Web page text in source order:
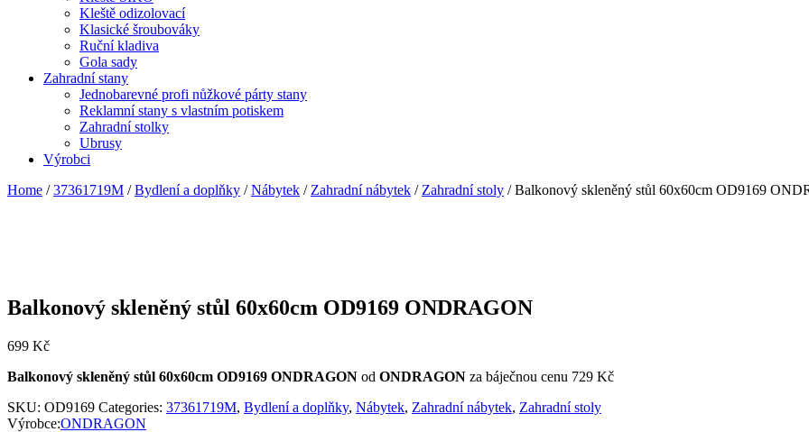
Kleště odizolovací
Klasické šroubováky
Ruční kladiva
Gola sady
Zahradní stany
Jednobarevné profi nůžkové párty stany
Reklamní stany s vlastním potiskem
Zahradní stolky
Ubrusy
Výrobci
Home /37361719M /Bydlení a doplňky /Nábytek / Zahradní nábytek / Zahradní stoly / Balkonový skleněný stůl 60x60cm OD9169
Balkonový skleněný stůl 60x60cm OD9169 ONDRAGON
699 Kč
Balkonový skleněný stůl 60x60cm OD9169 ONDRAGON od ONDRAGON za báječnou cenu 729 Kč
SKU: OD9169 Categories: 37361719M, Bydlení a doplňky, Nábytek, Zahradní nábytek, Zahradní stoly
Výrobce:ONDRAGON